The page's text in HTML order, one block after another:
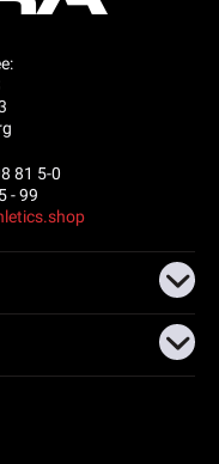
81 5-0
- 99